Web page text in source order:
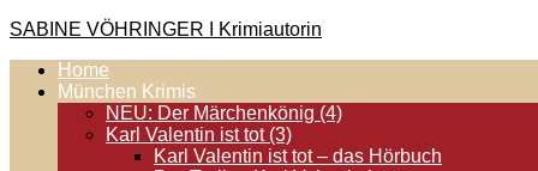
Zum
springen
SABINE VÖHRINGER I Krimiautorin
Krimis, bei denen das universell Menschliche im
Home
München Krimis
NEU: Der Märchenkönig (4)
Karl Valentin ist tot (3)
Karl Valentin ist tot – das Hörbuch